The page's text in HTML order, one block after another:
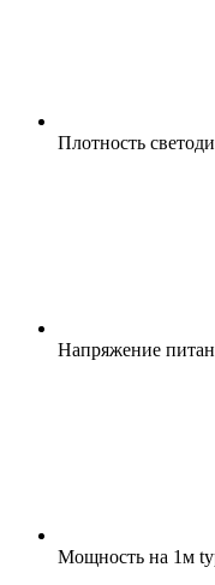
Плотность
Напряжение
Мощность на 1м